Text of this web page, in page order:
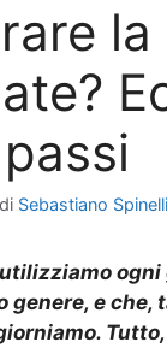
di Sebastiano Spinelli
genere, e